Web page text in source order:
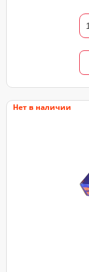
Нет в наличии